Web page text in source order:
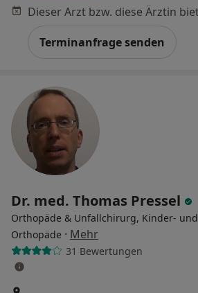
Terminanfrage senden
Dr. med. Thomas Pressel
Orthopäde & Unfallchirurg, Kinder-
Orthopäde · Mehr
31 Bewertungen